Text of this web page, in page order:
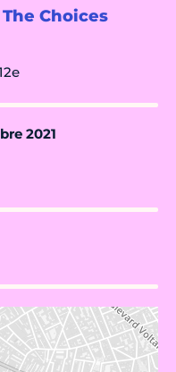
Choices
2021